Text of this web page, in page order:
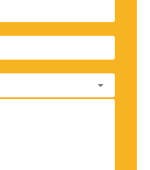
arrow_drop_down